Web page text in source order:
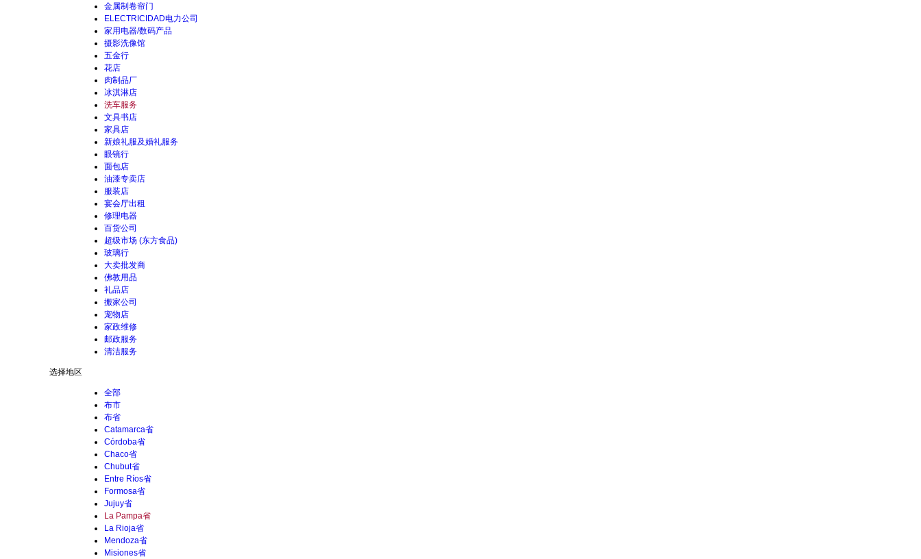
金属制卷帘门
ELECTRICIDAD电力公司
家用电器/数码产品
摄影洗像馆
五金行
花店
肉制品厂
冰淇淋店
洗车服务
文具书店
家具店
新娘礼服及婚礼服务
眼镜行
面包店
油漆专卖店
服装店
宴会厅出租
修理电器
百货公司
超级市场 (东方食品)
玻璃行
大卖批发商
佛教用品
礼品店
搬家公司
宠物店
家政维修
邮政服务
清洁服务
选择地区
全部
布市
布省
Catamarca省
Córdoba省
Chaco省
Chubut省
Entre Ríos省
Formosa省
Jujuy省
La Pampa省
La Rioja省
Mendoza省
Misiones省